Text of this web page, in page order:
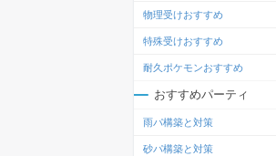
物理受けおすすめ
特殊受けおすすめ
耐久ポケモンおすすめ
おすすめパーティ
雨パ構築と対策
砂パ構築と対策